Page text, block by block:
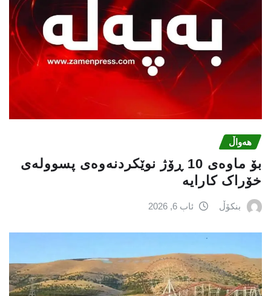
هەواڵ
بۆ ماوەی 10 ڕۆژ نوێکردنەوەی پسوولەی
خۆراک کارایە
بنکۆڵ ئاب 6, 2026